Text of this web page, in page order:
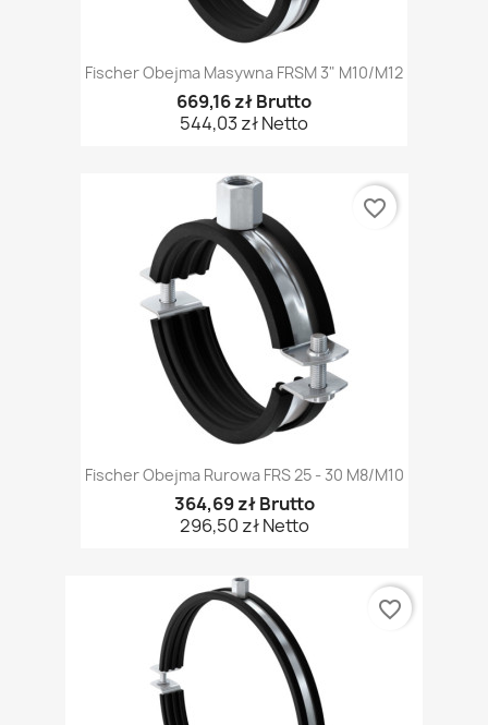
Fischer Obejma Masywna FRSM 3" M10/M12
669,16 zł Brutto
544,03 zł Netto
Fischer Obejma Rurowa FRS 25 - 30 M8/M10
364,69 zł Brutto
296,50 zł Netto
favorite_border
favorite_border